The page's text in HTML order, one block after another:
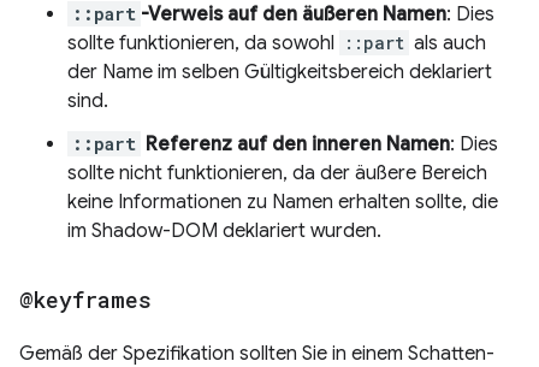
::part -Verweis auf den äußeren Namen: Dies
sollte funktionieren, da sowohl
::part als auch
der Name im selben Gültigkeitsbereich deklariert
sind.
::part Referenz auf den inneren Namen: Dies
sollte nicht funktionieren, da der äußere Bereich
keine Informationen zu Namen erhalten sollte, die
im Shadow-DOM deklariert wurden.
@keyframes
Gemäß der Spezifikation sollten Sie in einem Schatten-